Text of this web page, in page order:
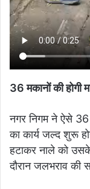
36 मकानों की होगी
नगर निगम ने ऐसे 36
का कार्य जल्द शुरू
हटाकर नाले को
दौरान जलभराव की